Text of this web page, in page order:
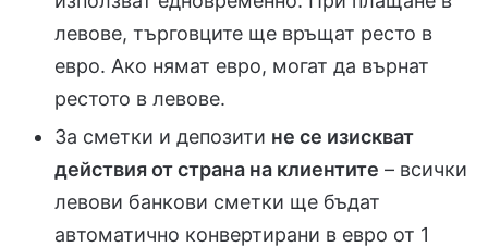
левове, търговците ще връщат ресто в
евро. Ако нямат евро, могат да върнат
рестото в левове.
За сметки и депозити не се изискват
действия от страна на клиентите – всички
левови банкови сметки ще бъдат
автоматично конвертирани в евро от 1